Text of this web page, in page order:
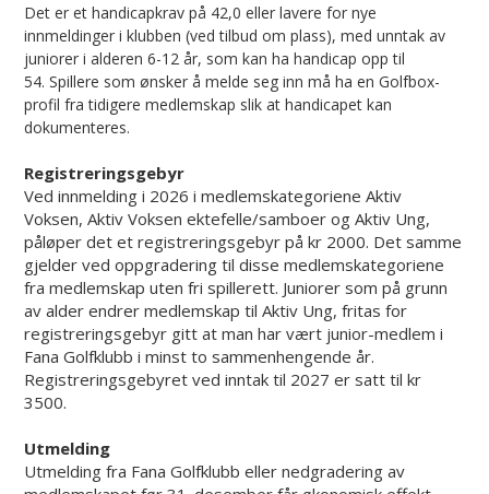
Det er et handicapkrav på 42,0 eller lavere for nye
innmeldinger i klubben (ved tilbud om plass), med unntak av
juniorer i alderen 6-12 år, som kan ha handicap opp til
54. Spillere som ønsker å melde seg inn må ha en Golfbox-
profil fra tidigere medlemskap slik at handicapet kan
dokumenteres.
Registreringsgebyr
Ved innmelding i 2026 i medlemskategoriene Aktiv
Voksen, Aktiv Voksen ektefelle/samboer og Aktiv Ung,
påløper det et registreringsgebyr på kr 2000. Det samme
gjelder ved oppgradering til disse medlemskategoriene
fra medlemskap uten fri spillerett. Juniorer som på grunn
av alder endrer medlemskap til Aktiv Ung, fritas for
registreringsgebyr gitt at man har vært junior-medlem i
Fana Golfklubb i minst to sammenhengende år.
Registreringsgebyret ved inntak til 2027 er satt til kr
3500.
Utmelding
Utmelding fra Fana Golfklubb eller nedgradering av